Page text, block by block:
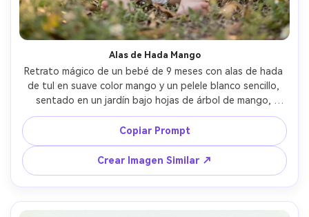
Alas de Hada Mango
Retrato mágico de un bebé de 9 meses con alas de hada
de tul en suave color mango y un pelele blanco sencillo,
sentado en un jardín bajo hojas de árbol de mango,
bokeh de la hora dorada, Canon EOS R5, 85mm f/1.2,
encuadre vertical cerrado, brillo cálido, fotorrealista,
estilo fantasioso pero realista, luz cinematográfica suave
--ar 4:5
Copiar Prompt
Crear Imagen Similar ↗